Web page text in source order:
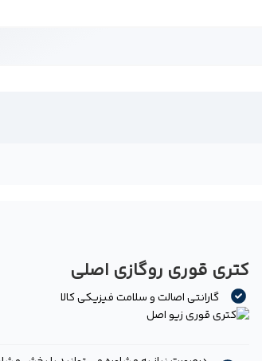
کتری قوری روگازی اصلی
گارانتی اصالت و سلامت فیزیکی کالا